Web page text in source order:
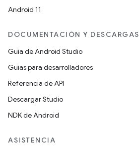
Android 11
DOCUMENTACIÓN Y DESCARGAS
Guía de Android Studio
Guías para desarrolladores
Referencia de API
Descargar Studio
NDK de Android
ASISTENCIA